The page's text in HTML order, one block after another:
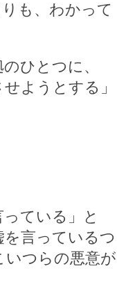
も、わかって
ひとつに、
ようとする」
ている」と
言っているつ
いつらの悪意が